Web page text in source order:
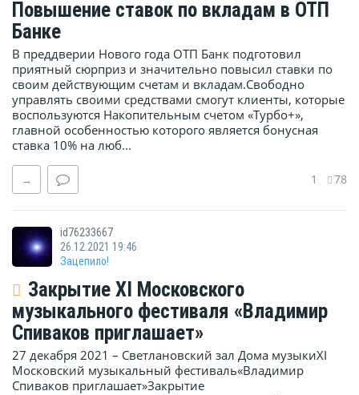
Повышение ставок по вкладам в ОТП
Банке
В преддверии Нового года ОТП Банк подготовил
приятный сюрприз и значительно повысил ставки по
своим действующим счетам и вкладам.Свободно
управлять своими средствами cмогут клиенты, которые
воспользуются Накопительным счетом «Турбо+»,
главной особенностью которого является бонусная
ставка 10% на люб...
→ 1 78
id76233667
26.12.2021 19:46
Зацепило!
Закрытие XI Московского
музыкального фестиваля «Владимир
Спиваков приглашает»
27 декабря 2021 – Светлановский зал Дома музыкиXI
Московский музыкальный фестиваль«Владимир
Спиваков приглашает»Закрытие